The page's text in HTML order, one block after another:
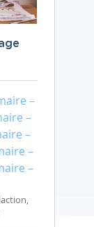
–
–
–
–
–